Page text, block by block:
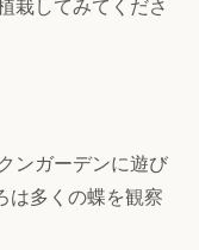
栽してみてくださ
ンガーデンに遊び
は多くの蝶を観察